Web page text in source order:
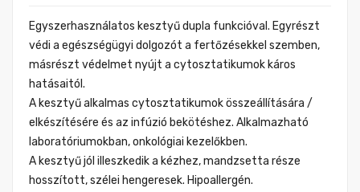
Egyszerhasználatos kesztyű dupla funkcióval. Egyrészt
védi a egészségügyi dolgozót a fertőzésekkel szemben,
másrészt védelmet nyújt a cytosztatikumok káros
hatásaitól.
A kesztyű alkalmas cytosztatikumok összeállítására /
elkészítésére és az infúzió bekötéshez. Alkalmazható
laboratóriumokban, onkológiai kezelőkben.
A kesztyű jól illeszkedik a kézhez, mandzsetta része
hosszított, szélei hengeresek. Hipoallergén.